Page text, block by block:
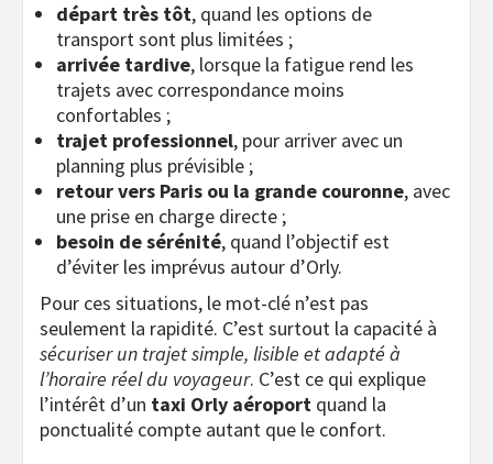
départ très tôt, quand les options de
transport sont plus limitées ;
arrivée tardive, lorsque la fatigue rend les
trajets avec correspondance moins
confortables ;
trajet professionnel, pour arriver avec un
planning plus prévisible ;
retour vers Paris ou la grande couronne, avec
une prise en charge directe ;
besoin de sérénité, quand l’objectif est
d’éviter les imprévus autour d’Orly.
Pour ces situations, le mot-clé n’est pas
seulement la rapidité. C’est surtout la capacité à
sécuriser un trajet simple, lisible et adapté à
l’horaire réel du voyageur. C’est ce qui explique
l’intérêt d’un taxi Orly aéroport quand la
ponctualité compte autant que le confort.